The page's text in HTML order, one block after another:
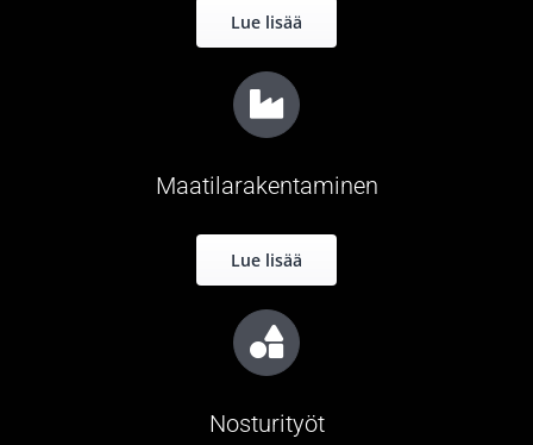
Lue lisää
Maatilarakentaminen
Lue lisää
Nosturityöt